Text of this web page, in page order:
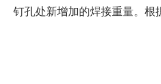
钉孔处新增加的焊接重量。